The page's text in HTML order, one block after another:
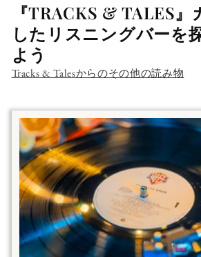
『TRACKS & TALES
したリスニングバーを
よう
Tracks & Talesからのその他の読み物